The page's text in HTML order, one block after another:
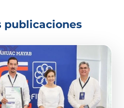
publicaciones